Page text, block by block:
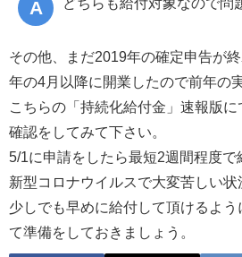
その他、まだ2019年の確定申告が
年の4月以降に開業したので前年の
こちらの「持続化給付金」速報版
確認をしてみて下さい。
5/1に申請をしたら最短2週間程度で
新型コロナウイルスで大変苦しい状
少しでも早めに給付して頂けるよ
て準備をしておきましょう。